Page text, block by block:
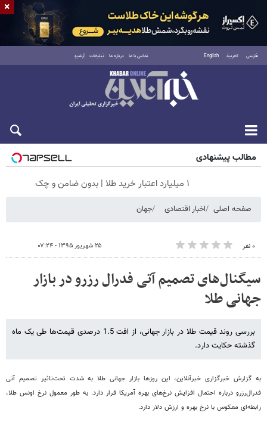
فارسی العربية English تماس با ما درباره ما تبلیغات آرشیو
جمعه ۱۶ مرداد ۱۴۰۵
مطالب پیشنهادی
۱ میلیارد اعتبار خرید طلا | بدون ضامن و چک
صفحه اصلی اخبار اقتصادی جهان
۰ نفر ۲۵ شهریور ۱۳۹۵ - ۰۷:۲۴
سیگنال‌های تصمیم آتی فدرال رزرو در بازار
جهانی طلا
بررسی روند قیمت طلا در بازار جهانی، از افت 1.5 درصدی قیمت‌ها طی یک ماه
گذشته حکایت دارد.
به گزارش خبرگزاری خبرآنلاین، این روزها بازار جهانی طلا به شدت تحت‌تاثیر تصمیم آتی
فدرال‌رزرو درباره احتمال افزایش نرخ‌های بهره آمریکا قرار دارد. به طور معمول نرخ اونس طلا،
رابطه‌ای معکوس با نرخ بهره و ارزش دلار دارد.
×